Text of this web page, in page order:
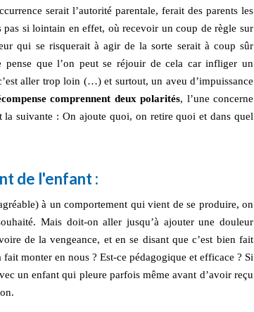
serait l’autorité parentale, ferait des parents les
pas si lointain en effet, où recevoir un coup de règle sur
qui se risquerait à agir de la sorte serait à coup sûr
que l’on peut se réjouir de cela car infliger un
aller trop loin (…) et surtout, un aveu d’impuissance
comprennent deux polarités, l’une concerne
la suivante : On ajoute quoi, on retire quoi et dans quel
de l'enfant :
à un comportement qui vient de se produire, on
Mais doit-on aller jusqu’à ajouter une douleur
de la vengeance, et en se disant que c’est bien fait
monter en nous ? Est-ce pédagogique et efficace ? Si
un enfant qui pleure parfois même avant d’avoir reçu